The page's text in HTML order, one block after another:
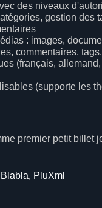
des niveaux
gestion des
: images,
commentaires,
(français,
(supporte les
premier petit billet
Blabla, PluXml